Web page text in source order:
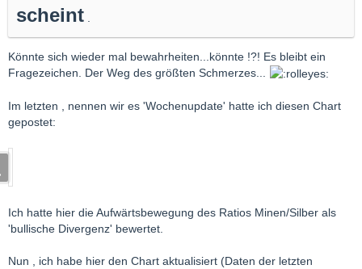
scheint
Könnte sich wieder mal bewahrheiten...könnte !?! Es bleibt ein
Fragezeichen. Der Weg des größten Schmerzes...
Im letzten , nennen wir es 'Wochenupdate' hatte ich diesen Chart
gepostet:
Ich hatte hier die Aufwärtsbewegung des Ratios Minen/Silber als
'bullische Divergenz' bewertet.
Nun , ich habe hier den Chart aktualisiert (Daten der letzten